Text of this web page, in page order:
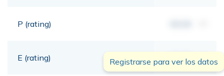
P (rating)
E (rating) 00,00 mt
Registrarse para ver los datos